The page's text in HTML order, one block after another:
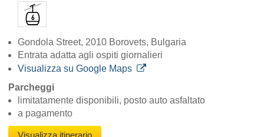
Gondola Street, 2010 Borovets, Bulgaria
Entrata adatta agli ospiti giornalieri
Visualizza su Google Maps
Parcheggi
limitatamente disponibili, posto auto asfaltato
a pagamento